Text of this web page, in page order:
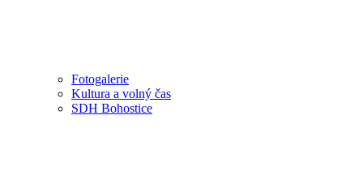
Fotogalerie
Kultura a volný čas
SDH Bohostice